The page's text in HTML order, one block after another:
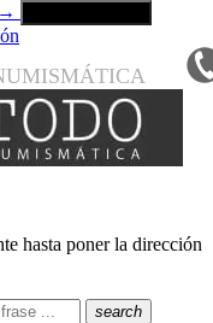
→
hasta poner la dirección
search